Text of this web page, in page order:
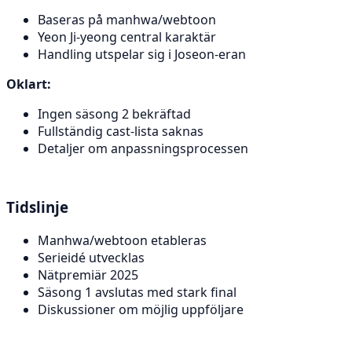
Baseras på manhwa/webtoon
Yeon Ji-yeong central karaktär
Handling utspelar sig i Joseon-eran
Oklart:
Ingen säsong 2 bekräftad
Fullständig cast-lista saknas
Detaljer om anpassningsprocessen
Tidslinje
Manhwa/webtoon etableras
Serieidé utvecklas
Nätpremiär 2025
Säsong 1 avslutas med stark final
Diskussioner om möjlig uppföljare